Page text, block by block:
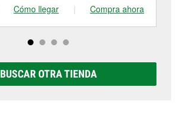
Cómo llegar | Compra ahora
BUSCAR OTRA TIENDA